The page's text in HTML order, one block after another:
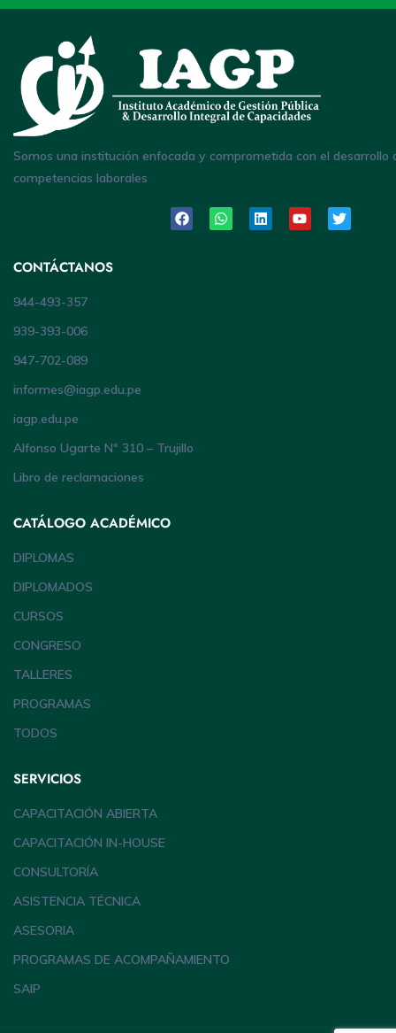
Somos una institución enfocada y comprometida con el desarrollo
competencias laborales
CONTÁCTANOS
944-493-357
939-393-006
947-702-089
informes@iagp.edu.pe
iagp.edu.pe
Alfonso Ugarte Nº 310 – Trujillo
Libro de reclamaciones
CATÁLOGO ACADÉMICO
DIPLOMAS
DIPLOMADOS
CURSOS
CONGRESO
TALLERES
PROGRAMAS
TODOS
SERVICIOS
CAPACITACIÓN ABIERTA
CAPACITACIÓN IN-HOUSE
CONSULTORÍA
ASISTENCIA TÉCNICA
ASESORIA
PROGRAMAS DE ACOMPAÑAMIENTO
SAIP